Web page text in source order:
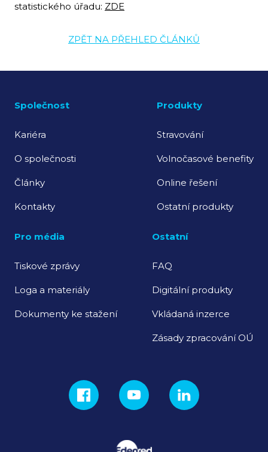
statistického úřadu: ZDE
ZPĚT NA PŘEHLED ČLÁNKŮ
Společnost
Kariéra
O společnosti
Články
Kontakty
Produkty
Stravování
Volnočasové benefity
Online řešení
Ostatní produkty
Pro média
Tiskové zprávy
Loga a materiály
Dokumenty ke stažení
Ostatní
FAQ
Digitální produkty
Vkládaná inzerce
Zásady zpracování OÚ